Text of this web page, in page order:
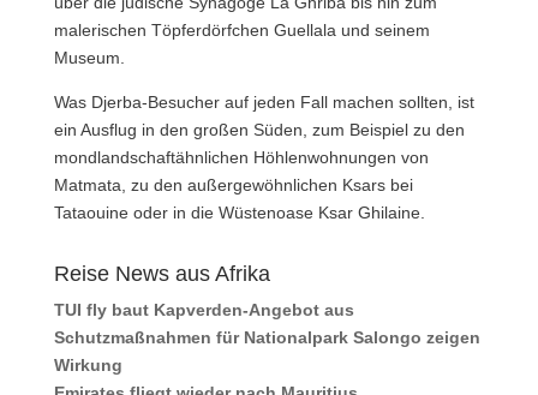
malerischen Töpferdörfchen Guellala und seinem
Museum.
Was Djerba-Besucher auf jeden Fall machen sollten, ist
ein Ausflug in den großen Süden, zum Beispiel zu den
mondlandschaftähnlichen Höhlenwohnungen von
Matmata, zu den außergewöhnlichen Ksars bei
Tataouine oder in die Wüstenoase Ksar Ghilaine.
Reise News aus Afrika
TUI fly baut Kapverden-Angebot aus
Schutzmaßnahmen für Nationalpark Salongo zeigen
Wirkung